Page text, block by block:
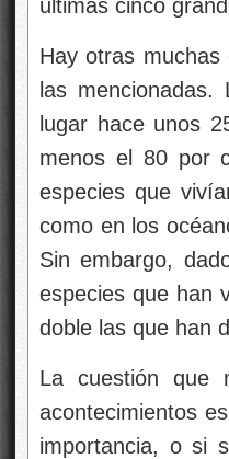
ultimas cinco
Hay otras
las
lugar hace unos
menos el 80 por
especies que
como en los
Sin embargo,
especies que han
doble las que han
La cuestión que
acontecimientos
importancia, o si